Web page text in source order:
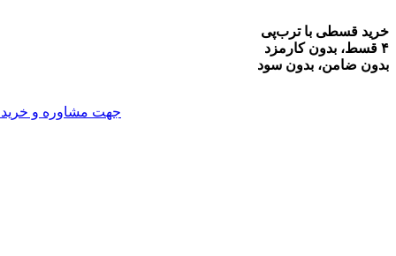
خرید قسطی با ترب‌پی
۴ قسط، بدون کارمزد
بدون ضامن، بدون سود
جهت مشاوره و خرید می توانید با شماره 09914047627